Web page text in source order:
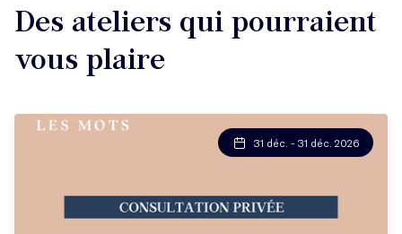
Des ateliers qui pourraient
vous plaire
31 déc. - 31 déc. 2026